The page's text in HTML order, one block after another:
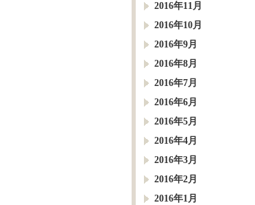
2016年11月
2016年10月
2016年9月
2016年8月
2016年7月
2016年6月
2016年5月
2016年4月
2016年3月
2016年2月
2016年1月